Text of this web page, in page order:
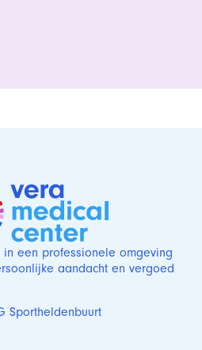
in een professionele omgeving
aandacht en vergoed
Sportheldenbuurt